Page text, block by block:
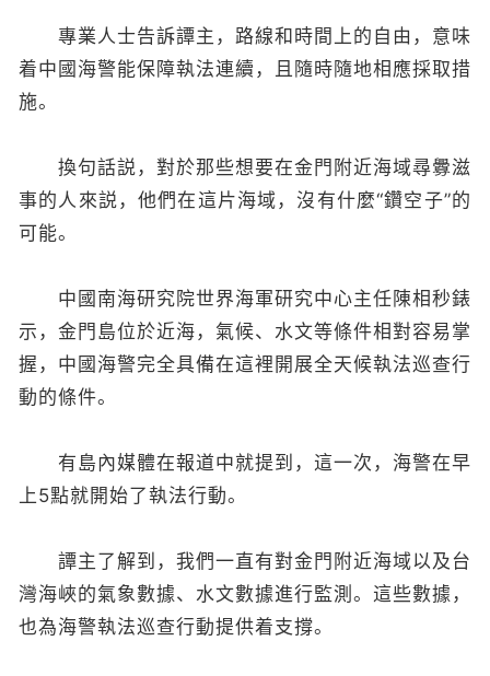
專業人士告訴譚主，路線和時間上的自由，意味
着中國海警能保障執法連續，且隨時隨地相應採取措
施。
換句話説，對於那些想要在金門附近海域尋釁滋
事的人來説，他們在這片海域，沒有什麼“鑽空子”的
可能。
中國南海研究院世界海軍研究中心主任陳相秒錶
示，金門島位於近海，氣候、水文等條件相對容易掌
握，中國海警完全具備在這裡開展全天候執法巡查行
動的條件。
有島內媒體在報道中就提到，這一次，海警在早
上5點就開始了執法行動。
譚主了解到，我們一直有對金門附近海域以及台
灣海峽的氣象數據、水文數據進行監測。這些數據，
也為海警執法巡查行動提供着支撐。